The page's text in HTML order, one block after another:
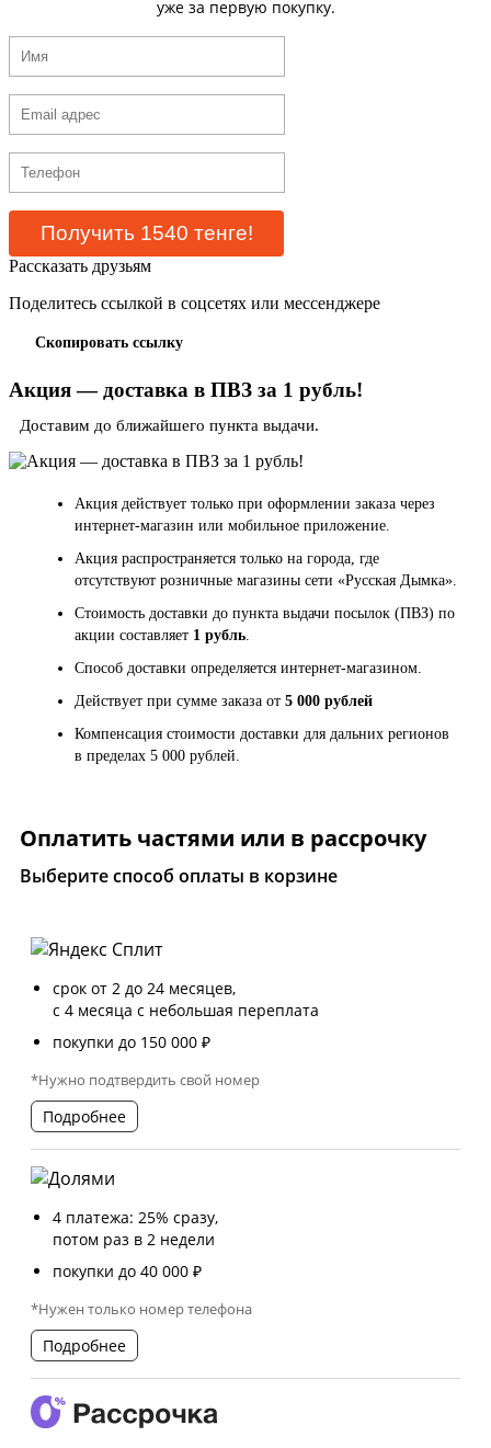
уже за первую покупку.
Рассказать друзьям
Поделитесь ссылкой в соцсетях или мессенджере
Скопировать ссылку
Акция — доставка в ПВЗ за 1 рубль!
Доставим до ближайшего пункта выдачи.
Акция действует только при оформлении заказа через
интернет-магазин или мобильное приложение.
Акция распространяется только на города, где
отсутствуют розничные магазины сети «Русская Дымка».
Стоимость доставки до пункта выдачи посылок (ПВЗ) по
акции составляет 1 рубль
Способ доставки определяется интернет-магазином.
Действует при сумме заказа от 5 000 рублей
Компенсация стоимости доставки для дальних регионов
в пределах 5 000 рублей.
Оплатить частями или в рассрочку
Выберите способ оплаты в корзине
срок от 2 до 24 месяцев,
с 4 месяца с небольшая переплата
покупки до 150 000 ₽
*Нужно подтвердить свой номер
Подробнее
4 платежа: 25% сразу,
потом раз в 2 недели
покупки до 40 000 ₽
*Нужен только номер телефона
Подробнее